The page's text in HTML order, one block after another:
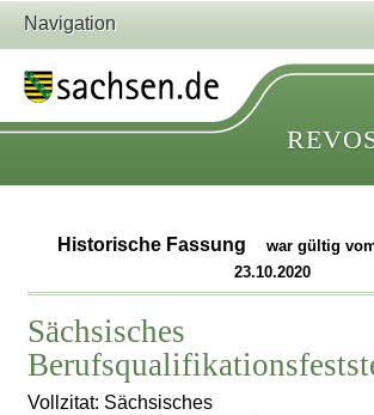
Navigation
Historische Fassung
war gültig
23.10.2020
Sächsisches
Vollzitat: Sächsisches